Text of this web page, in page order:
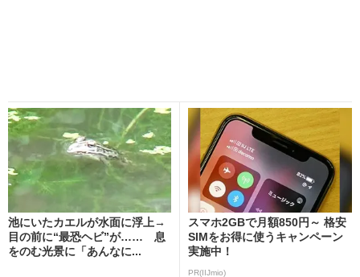
池にいたカエルが水面に浮上→
目の前に“最恐ヘビ”が…… 息
をのむ光景に「あんなに...
スマホ2GBで月額850円～ 格安
SIMをお得に使うキャンペーン
実施中！
PR(IIJmio)